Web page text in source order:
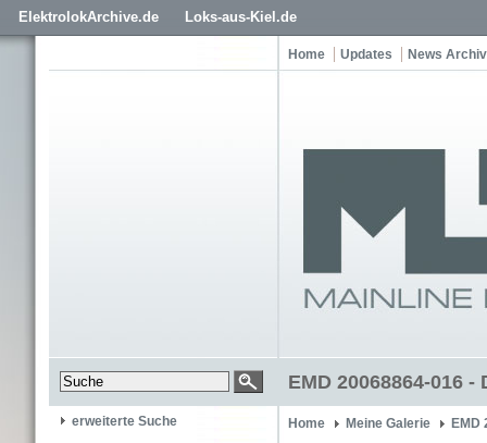
ElektrolokArchive.de Loks-aus-Kiel.de
Home Updates News Archiv
EMD 20068864-016
erweiterte Suche Home Meine Galerie EMD